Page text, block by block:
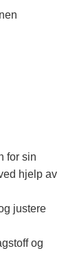
for sin
hjelp av
justere
og